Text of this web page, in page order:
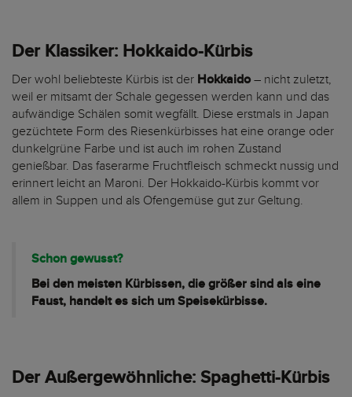
Der Klassiker: Hokkaido-Kürbis
Der wohl beliebteste Kürbis ist der Hokkaido – nicht zuletzt,
weil er mitsamt der Schale gegessen werden kann und das
aufwändige Schälen somit wegfällt. Diese erstmals in Japan
gezüchtete Form des Riesenkürbisses hat eine orange oder
dunkelgrüne Farbe und ist auch im rohen Zustand
genießbar. Das faserarme Fruchtfleisch schmeckt nussig und
erinnert leicht an Maroni. Der Hokkaido-Kürbis kommt vor
allem in Suppen und als Ofengemüse gut zur Geltung.
Schon gewusst?
Bei den meisten Kürbissen, die größer sind als eine
Faust, handelt es sich um Speisekürbisse.
Der Außergewöhnliche: Spaghetti-Kürbis